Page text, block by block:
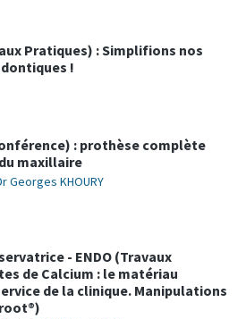
Pratiques) : Simplifions nos
!
: prothèse complète
maxillaire
Georges KHOURY
- ENDO (Travaux
de Calcium : le matériau
de la clinique. Manipulations